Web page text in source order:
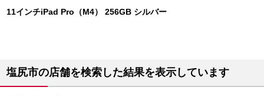
11インチiPad Pro（M4） 256GB シルバー
塩尻市の店舗を検索した結果を表示しています